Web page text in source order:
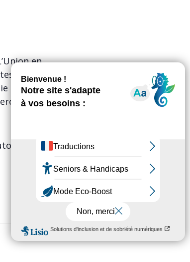
en
de L’Union sur le
Faure, Elérika Leroy,
l’engagement de
civiles